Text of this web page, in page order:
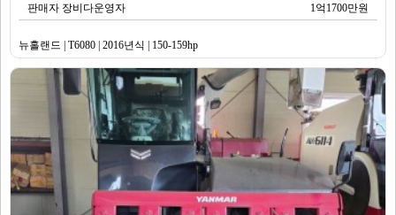
판매자 장비다운영자 1억1700만원
뉴홀랜드 | T6080 | 2016년식 | 150-159hp